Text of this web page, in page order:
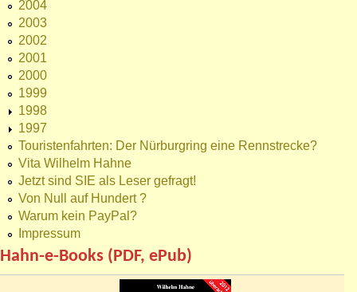
2004
2003
2002
2001
2000
1999
1998
1997
Touristenfahrten: Der Nürburgring eine Rennstrecke?
Vita Wilhelm Hahne
Jetzt sind SIE als Leser gefragt!
Von Null auf Hundert ?
Warum kein PayPal?
Impressum
Hahn-e-Books (PDF, ePub)